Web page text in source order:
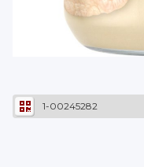
1-00245282